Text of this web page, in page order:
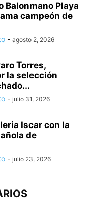
Balonmano Playa
campeón de
- agosto 2, 2026
Torres,
la selección
- julio 31, 2026
Iscar con la
de
- julio 23, 2026